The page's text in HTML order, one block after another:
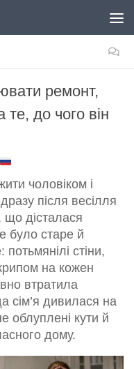
ремонт,
до чого він
чоловіком і
після весілля
що дісталася
було старе й
стіни,
на кожен
втратила
сім’я дивилася на
облуплені кути й
дому.